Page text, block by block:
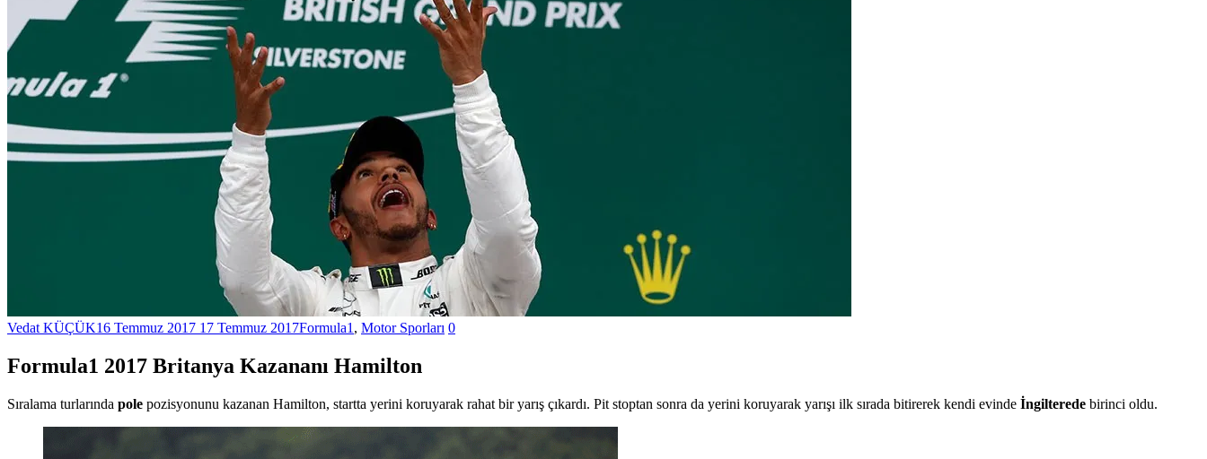
Vedat KÜÇÜK16 Temmuz 2017 17 Temmuz 2017Formula1 , Motor Sporları 0
Formula1 2017 Britanya Kazananı Hamilton
Sıralama turlarında pole pozisyonunu kazanan Hamilton, startta yerini koruyarak rahat bir yarış çıkardı. Pit stoptan sonra da yerini koruyarak yarışı ilk sırada bitirerek kendi evinde İngilterede birinci oldu.